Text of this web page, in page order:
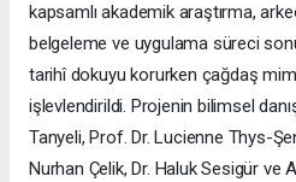
kapsamlı akademik araştırma,
belgeleme ve uygulama süreci
tarihî dokuyu korurken çağdaş
işlevlendirildi. Projenin bilimsel
Tanyeli, Prof. Dr. Lucienne Thys-
Nurhan Çelik, Dr. Haluk Sesigür ve